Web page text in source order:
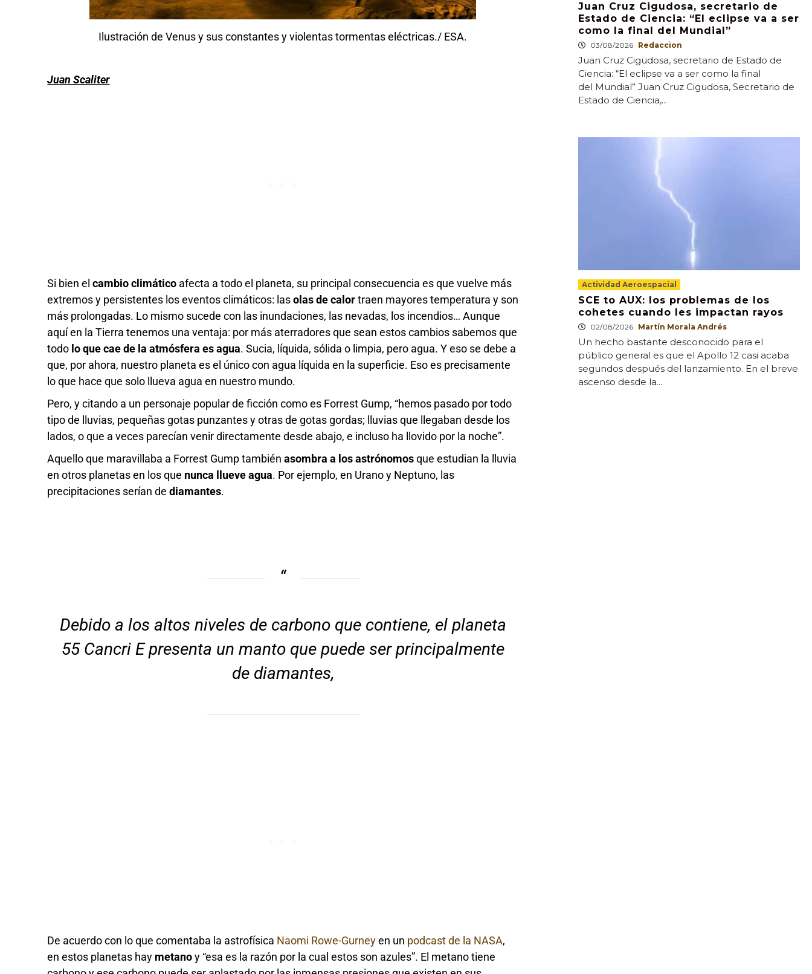
Ilustración de Venus y sus constantes y violentas tormentas eléctricas./ ESA.
Juan Scaliter
Si bien elcambio climático afecta a todo el planeta, su principal consecuencia es que vuelve más
extremos y persistentes los eventos climáticos: lasolas de calortraen mayores temperatura y son
más prolongadas. Lo mismo sucede con las inundaciones, las nevadas, los incendios… Aunque
aquí en la Tierra tenemos una ventaja: por más aterradores que sean estos cambios sabemos que
todo lo que cae de la atmósfera es agua. Sucia, líquida, sólida o limpia, pero agua. Y eso se debe a
que, por ahora, nuestro planeta es el único con agua líquida en la superficie. Eso es precisamente
lo que hace que solo llueva agua en nuestro mundo.
Pero, y citando a un personaje popular de ficción como es Forrest Gump, “hemos pasado por todo
tipo de lluvias, pequeñas gotas punzantes y otras de gotas gordas; lluvias que llegaban desde los
lados, o que a veces parecían venir directamente desde abajo, e incluso ha llovido por la noche”.
Aquello que maravillaba a Forrest Gump tambiénasombra a los astrónomosque estudian la lluvia
en otros planetas en los que nunca llueve agua. Por ejemplo, en Urano y Neptuno, las
precipitaciones serían dediamantes.
Debido a los altos niveles de carbono que contiene, el planeta
55 Cancri E presenta un manto que puede ser principalmente
de diamantes,
De acuerdo con lo que comentaba la astrofísica Naomi Rowe-Gurneyen un podcast de la NASA,
en estos planetas hay metanoy “esa es la razón por la cual estos son azules”. El metano tiene
Juan Cruz Cigudosa, secretario de
Estado de Ciencia: “El eclipse va a ser
como la final del Mundial”
03/08/2026 Redaccion
Juan Cruz Cigudosa, secretario de Estado de
Ciencia: “El eclipse va a ser como la final
del Mundial” Juan Cruz Cigudosa, Secretario de
Estado de Ciencia,...
Actividad Aeroespacial
SCE to AUX: los problemas de los
cohetes cuando les impactan rayos
02/08/2026 Martín Morala Andrés
Un hecho bastante desconocido para el
público general es que el Apollo 12 casi acaba
segundos después del lanzamiento. En el breve
ascenso desde la...